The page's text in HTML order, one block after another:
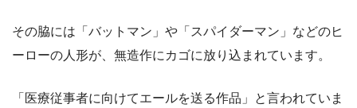
その脇には「バットマン」や「スパイダーマン」などのヒ
ーローの人形が、無造作にカゴに放り込まれています。
「医療従事者に向けてエールを送る作品」と言われていま